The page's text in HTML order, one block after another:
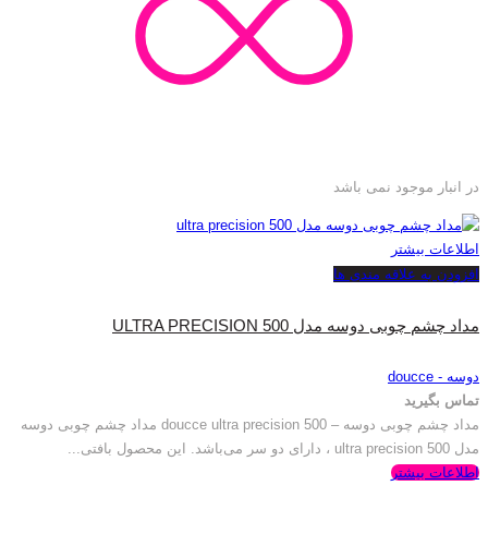
در انبار موجود نمی باشد
اطلاعات بیشتر
افزودن به علاقه مندی ها
مداد چشم چوبی دوسه مدل ULTRA PRECISION 500
دوسه - doucce
تماس بگیرید
مداد چشم چوبی دوسه – doucce ultra precision 500 مداد چشم چوبی دوسه
مدل ultra precision 500 ، دارای دو سر می‌باشد. این محصول بافتی...
اطلاعات بیشتر